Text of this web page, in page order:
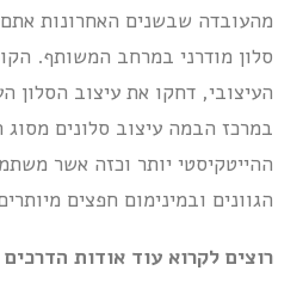
מהעובדה שבשנים האחרונות
סלון מודרני במרחב המשותף.
העיצובי, דחקו את עיצוב הסלון
במרכז הבמה עיצוב סלונים
ההייטקיסטי יותר וכזה אשר
הגוונים ובמינימום חפצים
רוצים לקרוא עוד אודות